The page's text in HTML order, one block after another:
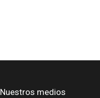
Nuestros medios